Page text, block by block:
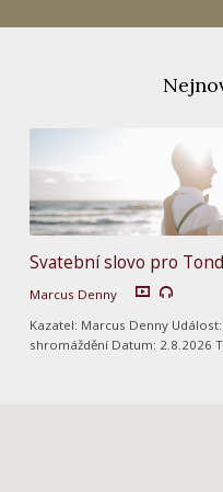
Svatební slovo pro
Marcus Denny
Kazatel: Marcus Denny
shromáždění Datum: 2.8.2026